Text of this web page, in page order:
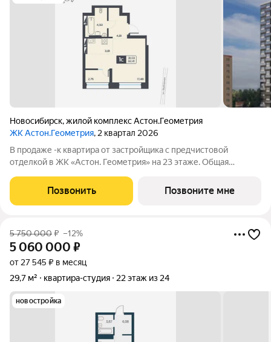
Новосибирск,жилой комплекс Астон.Геометрия
ЖК Астон.Геометрия, 2 квартал 2026
В продаже -к квартира от застройщика с предчистовой
отделкой в ЖК «Астон. Геометрия» на 23 этаже. Общая
Геометрия» семь монолитно-каркасных и кирпичных зданий в
Октябрьском районе
Позвонить Позвоните мне
5 750 000₽ –12%
5 060 000 ₽
от 27 545 ₽ в месяц
29,7 м²
квартира-студия 22 этаж из 24
новостройка